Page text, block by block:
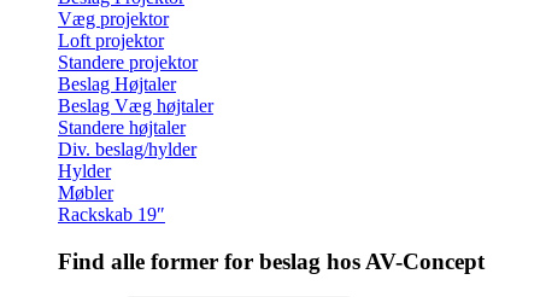
Væg projektor
Loft projektor
Standere projektor
Beslag Højtaler
Beslag Væg højtaler
Standere højtaler
Div. beslag/hylder
Hylder
Møbler
Rackskab 19″
Find alle former for beslag hos AV-Concept